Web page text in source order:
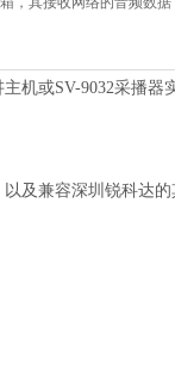
主机或SV-9032采播器
及兼容深圳锐科达